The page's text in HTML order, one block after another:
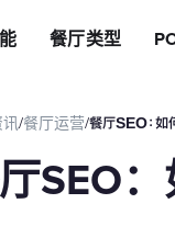
POS系
等位
餐厅类型
讯/餐厅运营/餐厅SEO：如
SEO